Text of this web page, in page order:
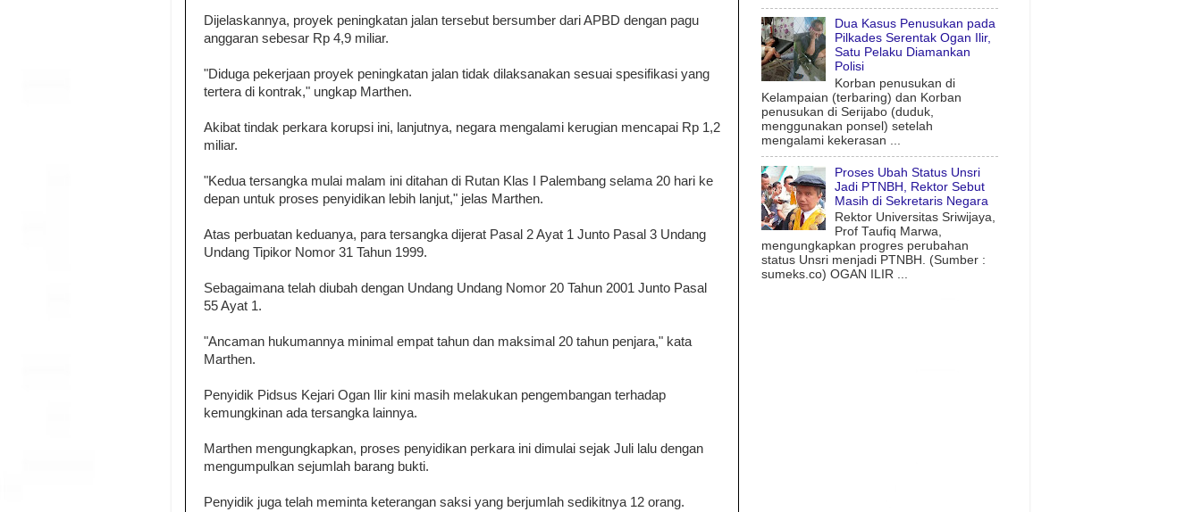
Dijelaskannya, proyek peningkatan jalan tersebut bersumber dari APBD dengan pagu
anggaran sebesar Rp 4,9 miliar.
"Diduga pekerjaan proyek peningkatan jalan tidak dilaksanakan sesuai spesifikasi yang
tertera di kontrak," ungkap Marthen.
Akibat tindak perkara korupsi ini, lanjutnya, negara mengalami kerugian mencapai Rp 1,2
miliar.
"Kedua tersangka mulai malam ini ditahan di Rutan Klas I Palembang selama 20 hari ke
depan untuk proses penyidikan lebih lanjut," jelas Marthen.
Atas perbuatan keduanya, para tersangka dijerat Pasal 2 Ayat 1 Junto Pasal 3 Undang
Undang Tipikor Nomor 31 Tahun 1999.
Sebagaimana telah diubah dengan Undang Undang Nomor 20 Tahun 2001 Junto Pasal
55 Ayat 1.
"Ancaman hukumannya minimal empat tahun dan maksimal 20 tahun penjara," kata
Marthen.
Penyidik Pidsus Kejari Ogan Ilir kini masih melakukan pengembangan terhadap
kemungkinan ada tersangka lainnya.
Marthen mengungkapkan, proses penyidikan perkara ini dimulai sejak Juli lalu dengan
mengumpulkan sejumlah barang bukti.
Penyidik juga telah meminta keterangan saksi yang berjumlah sedikitnya 12 orang.
Dua Kasus Penusukan pada
Pilkades Serentak Ogan Ilir,
Satu Pelaku Diamankan
Polisi
Korban penusukan di
Kelampaian (terbaring) dan Korban
penusukan di Serijabo (duduk,
menggunakan ponsel) setelah
mengalami kekerasan ...
Proses Ubah Status Unsri
Jadi PTNBH, Rektor Sebut
Masih di Sekretaris Negara
Rektor Universitas Sriwijaya,
Prof Taufiq Marwa,
mengungkapkan progres perubahan
status Unsri menjadi PTNBH. (Sumber :
sumeks.co) OGAN ILIR ...